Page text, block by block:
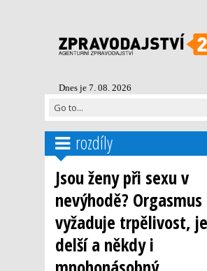
Dnes je 7. 08. 2026
rozdíly
Jsou ženy při sexu v
nevýhodě? Orgasmus
vyžaduje trpělivost,
delší a někdy i